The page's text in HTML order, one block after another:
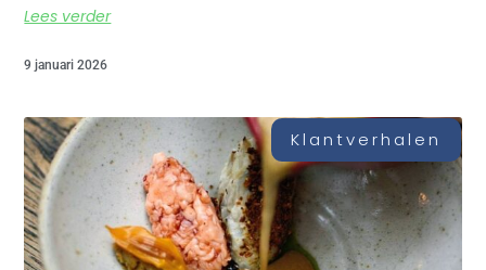
Lees verder
9 januari 2026
Klantverhalen